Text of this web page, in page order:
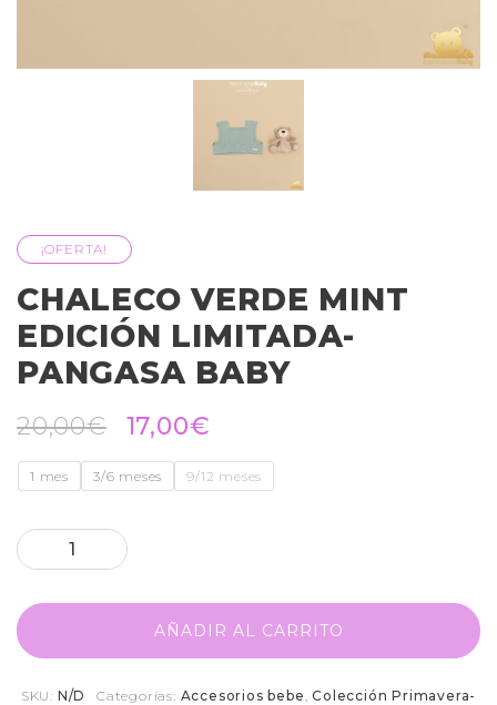
¡OFERTA!
CHALECO VERDE MINT
EDICIÓN LIMITADA-
PANGASA BABY
20,00€ 17,00€
1 mes 3/6 meses 9/12 meses
AÑADIR AL CARRITO
SKU: N/D Categorías: Accesorios bebe ,Colección Primavera-